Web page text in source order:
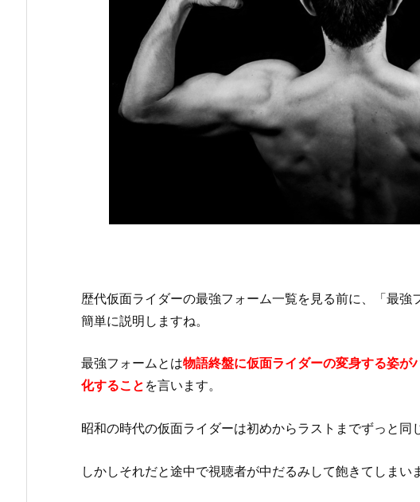
歴代仮面ライダーの最強フォーム一覧を見る前に、「最強
簡単に説明しますね。
最強フォームとは物語終盤に仮面ライダーの変身する姿
化すること を言います。
昭和の時代の仮面ライダーは初めからラストまでずっと同
しかしそれだと途中で視聴者が中だるみして飽きてしまい